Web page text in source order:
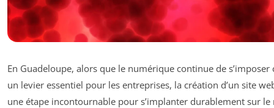
En Guadeloupe, alors que le numérique continue de s’imposer
un levier essentiel pour les entreprises, la création d’un site
une étape incontournable pour s’implanter durablement sur le